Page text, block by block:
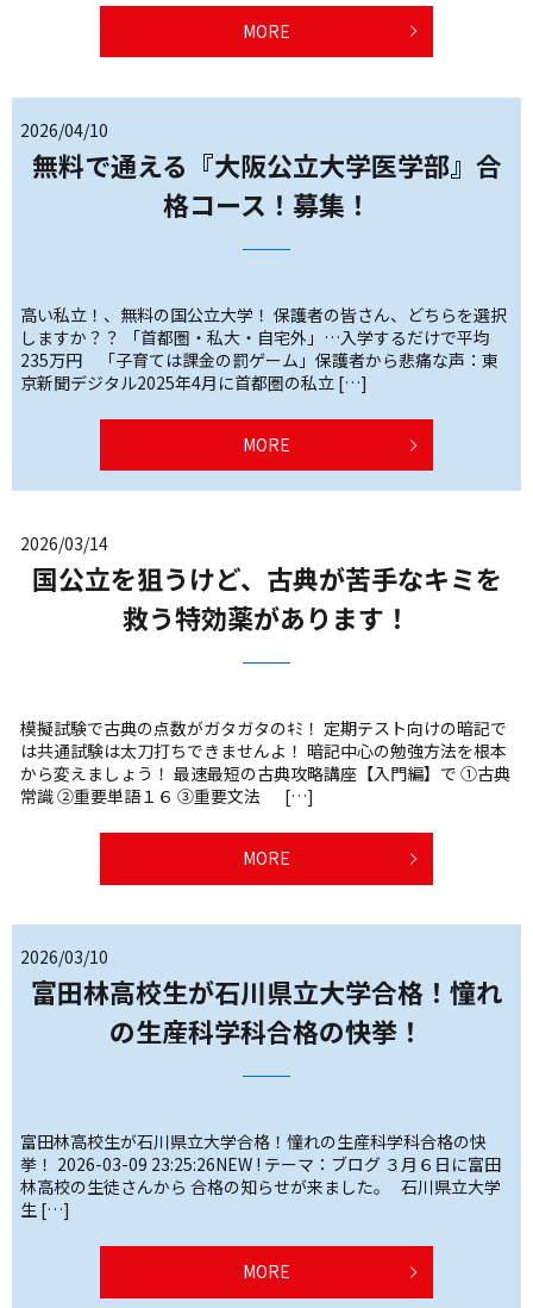
MORE
2026/04/10
無料で通える『大阪公立大学医学部』合
格コース！募集！
高い私立！、無料の国公立大学！ 保護者の皆さん、どちらを選択
しますか？？ 「首都圏・私大・自宅外」…入学するだけで平均
235万円 「子育ては課金の罰ゲーム」保護者から悲痛な声：東
京新聞デジタル2025年4月に首都圏の私立 […]
MORE
2026/03/14
国公立を狙うけど、古典が苦手なキミを
救う特効薬があります！
模擬試験で古典の点数がガタガタのｷﾐ！ 定期テスト向けの暗記で
は共通試験は太刀打ちできませんよ！ 暗記中心の勉強方法を根本
から変えましょう！ 最速最短の古典攻略講座【入門編】で ①古典
常識 ②重要単語１６ ③重要文法 […]
MORE
2026/03/10
富田林高校生が石川県立大学合格！憧れ
の生産科学科合格の快挙！
富田林高校生が石川県立大学合格！憧れの生産科学科合格の快
挙！ 2026-03-09 23:25:26NEW ! テーマ：ブログ ３月６日に富田
林高校の生徒さんから 合格の知らせが来ました。 石川県立大学
生 […]
MORE